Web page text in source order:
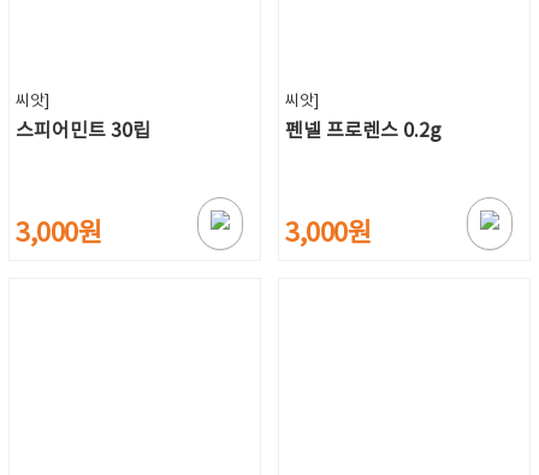
씨앗]
스피어민트 30립
3,000원
씨앗]
펜넬 프로렌스 0.2g
3,000원